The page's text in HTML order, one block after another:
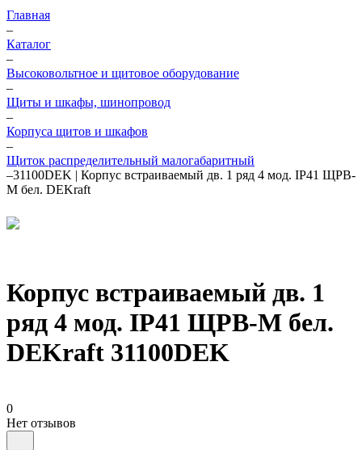
Главная
–
Каталог
–
Высоковольтное и щитовое оборудование
–
Щиты и шкафы, шинопровод
–
Корпуса щитов и шкафов
–
Щиток распределительный малогабаритный
–31100DEK | Корпус встраиваемый дв. 1 ряд 4 мод. IP41 ЩРВ-
М бел. DEKraft
Корпус встраиваемый дв. 1
ряд 4 мод. IP41 ЩРВ-М бел.
DEKraft 31100DEK
0
Нет отзывов